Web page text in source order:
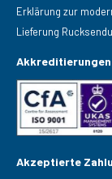
Erklärung zur
Lieferung
Akkreditierungen
Akzeptierte